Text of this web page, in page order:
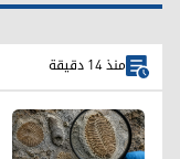
منذ 14 دقيقة